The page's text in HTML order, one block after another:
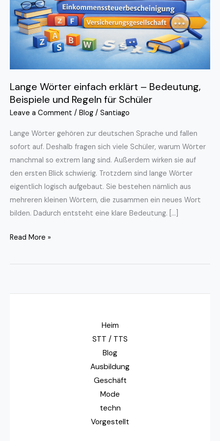
Lange Wörter einfach erklärt – Bedeutung,
Beispiele und Regeln für Schüler
Leave a Comment / Blog / Santiago
Lange Wörter gehören zur deutschen Sprache und fallen
sofort auf. Deshalb fragen sich viele Schüler, warum Wörter
manchmal so extrem lang sind. Außerdem wirken sie auf
den ersten Blick schwierig. Trotzdem sind lange Wörter
eigentlich logisch aufgebaut. Sie bestehen nämlich aus
mehreren kleinen Wörtern, die zusammen ein neues Wort
bilden. Dadurch entsteht eine klare Bedeutung. […]
Bedeutung,
Beispiele
und
Regeln
Read More »
Heim
STT / TTS
Blog
Ausbildung
Geschäft
Mode
techn
Vorgestellt